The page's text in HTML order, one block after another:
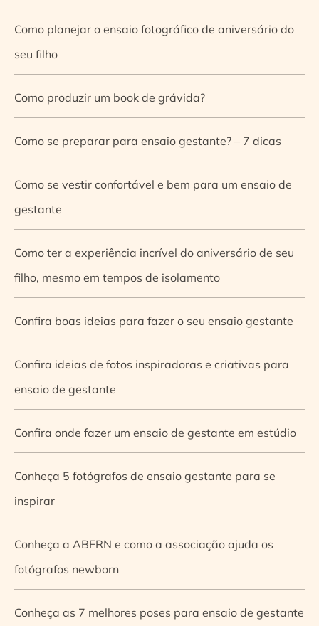
Como planejar o ensaio fotográfico de aniversário do
seu filho
Como produzir um book de grávida?
Como se preparar para ensaio gestante? – 7 dicas
Como se vestir confortável e bem para um ensaio de
gestante
Como ter a experiência incrível do aniversário de seu
filho, mesmo em tempos de isolamento
Confira boas ideias para fazer o seu ensaio gestante
Confira ideias de fotos inspiradoras e criativas para
ensaio de gestante
Confira onde fazer um ensaio de gestante em estúdio
Conheça 5 fotógrafos de ensaio gestante para se
inspirar
Conheça a ABFRN e como a associação ajuda os
fotógrafos newborn
Conheça as 7 melhores poses para ensaio de gestante